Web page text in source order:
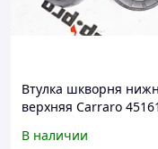
Втулка шкворня
верхняя Carraro 45161
В наличии